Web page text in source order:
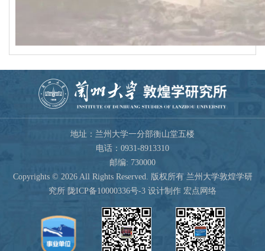
地址：兰州大学一分部衡山堂五楼
电话：0931-8913310
邮编: 730000
Copyrights © 2026 All Rights Reserved. 版权所有 兰州大学敦煌学研
究所 陇ICP备10000336号-3 设计制作 宏点网络